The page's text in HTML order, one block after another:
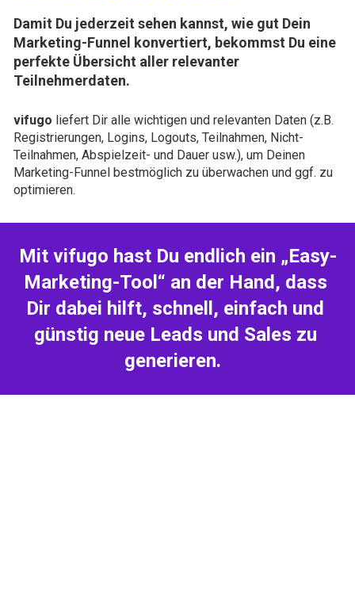
Damit Du jederzeit sehen kannst, wie gut Dein
Marketing-Funnel konvertiert, bekommst Du eine
perfekte Übersicht aller relevanter
Teilnehmerdaten.
vifugo liefert Dir alle wichtigen und relevanten Daten (z.B.
Registrierungen, Logins, Logouts, Teilnahmen, Nicht-
Teilnahmen, Abspielzeit- und Dauer usw.), um Deinen
Marketing-Funnel bestmöglich zu überwachen und ggf. zu
optimieren.
Mit vifugo hast Du endlich ein „Easy-
Marketing-Tool“ an der Hand, dass
Dir dabei hilft, schnell, einfach und
günstig neue Leads und Sales zu
generieren.